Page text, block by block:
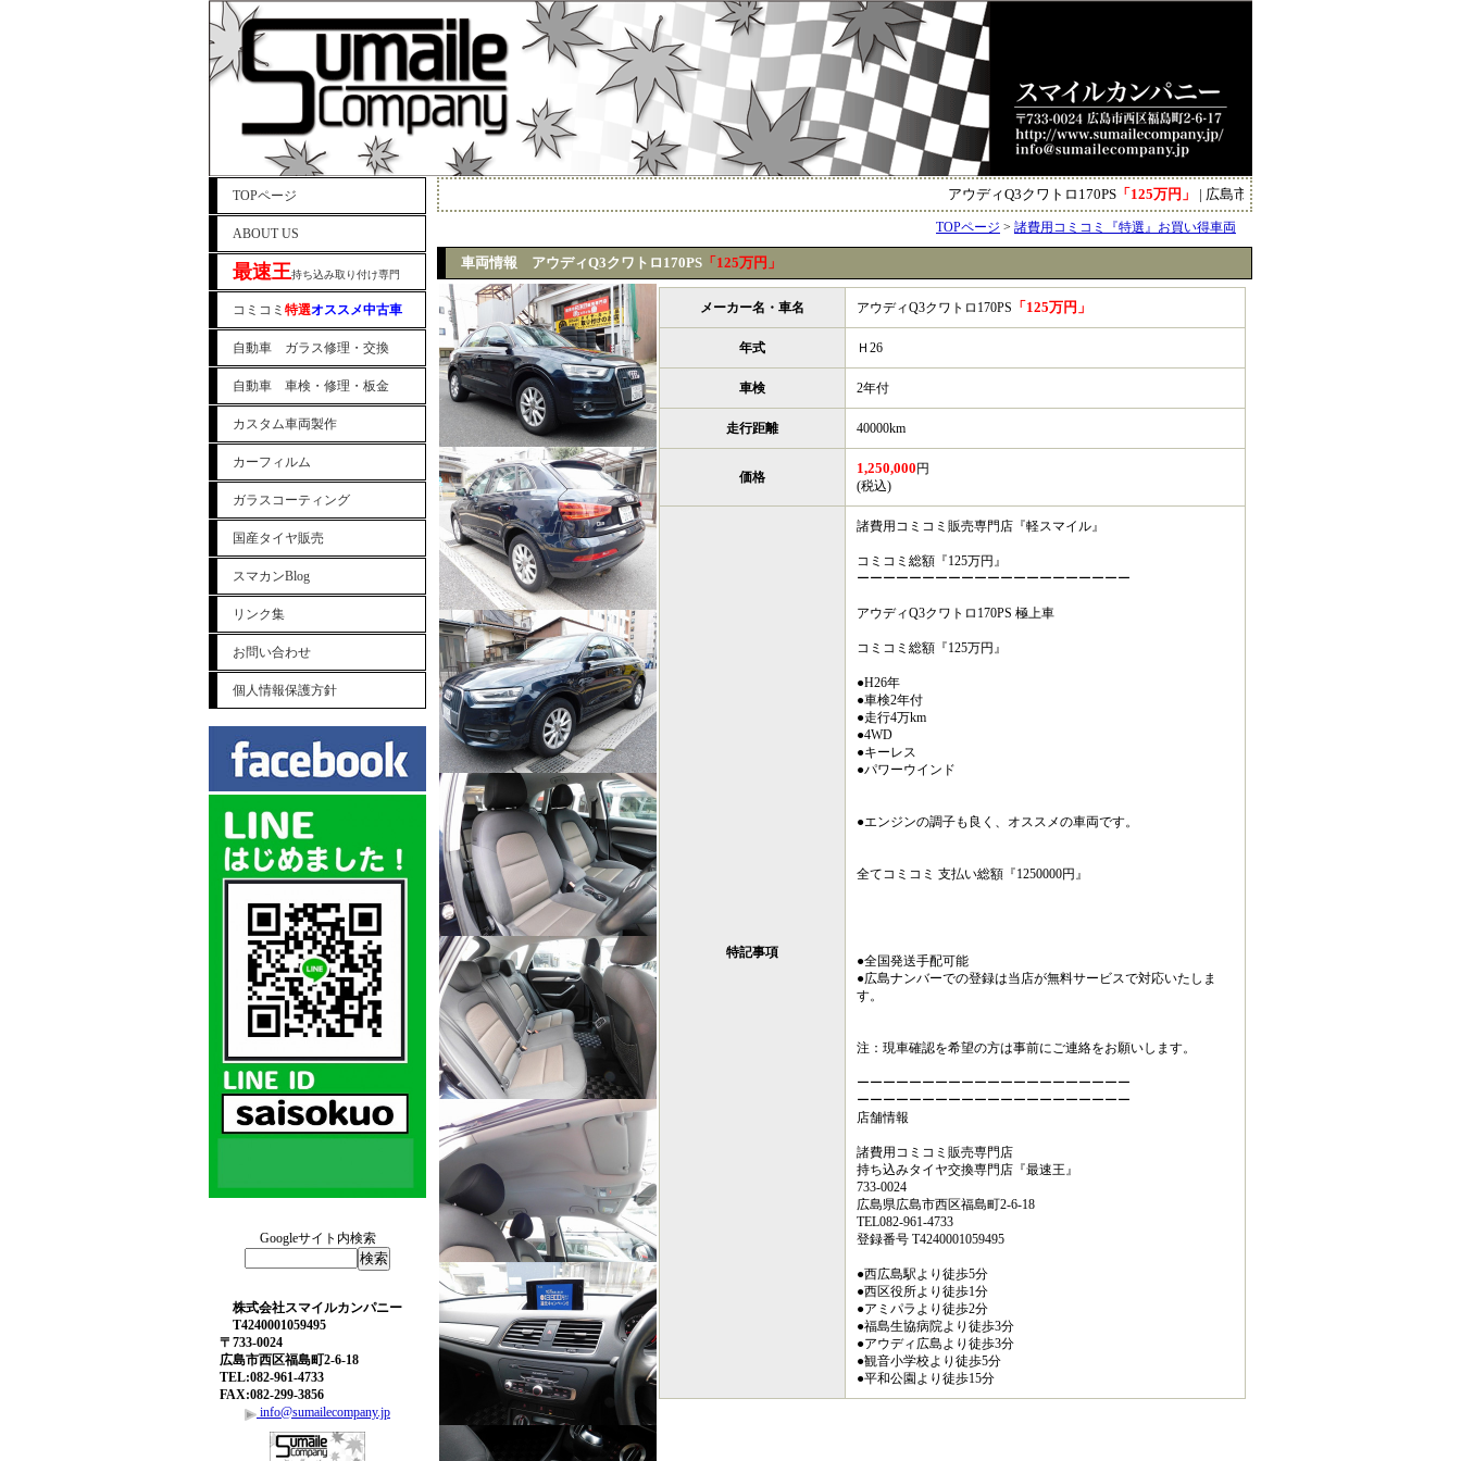
TOPページ
ABOUT US
最速王持ち込み取り付け専門
コミコミ 特選オススメ中古車
自動車 ガラス修理・交換
自動車 車検・修理・板金
カスタム車両製作
カーフィルム
ガラスコーティング
国産タイヤ販売
スマカンBlog
リンク集
お問い合わせ
個人情報保護方針
Googleサイト内検索
株式会社スマイルカンパニー
T4240001059495
〒733-0024
広島市西区福島町2-6-18
TEL:082-961-4733
FAX:082-299-3856
info@sumailecompany.jp
アウディQ3クワトロ170PS「125万円」| 広島市西区｜自動車販売・買取・車検代行
TOPページ > 諸費用コミコミ『特選』お買い得車両
車両情報 アウディQ3クワトロ170PS 「125万円」
メーカー名・車名 アウディQ3クワトロ170PS 「125万円」
年式 Ｈ26
車検 2年付
走行距離 40000km
価格
1,250,000 円
(税込)
特記事項
諸費用コミコミ販売専門店『軽スマイル』
コミコミ総額『125万円』
ーーーーーーーーーーーーーーーーーーーーー
アウディQ3クワトロ170PS 極上車
コミコミ総額『125万円』
●H26年
●車検2年付
●走行4万km
●4WD
●キーレス
●パワーウインド
●エンジンの調子も良く、オススメの車両です。
全てコミコミ 支払い総額『1250000円』
●全国発送手配可能
●広島ナンバーでの登録は当店が無料サービスで対応いたしま
す。
注：現車確認を希望の方は事前にご連絡をお願いします。
ーーーーーーーーーーーーーーーーーーーーー
ーーーーーーーーーーーーーーーーーーーーー
店舗情報
諸費用コミコミ販売専門店
持ち込みタイヤ交換専門店『最速王』
733-0024
広島県広島市西区福島町2-6-18
TEL082-961-4733
登録番号 T4240001059495
●西広島駅より徒歩5分
●西区役所より徒歩1分
●アミパラより徒歩2分
●福島生協病院より徒歩3分
●アウディ広島より徒歩3分
●観音小学校より徒歩5分
●平和公園より徒歩15分